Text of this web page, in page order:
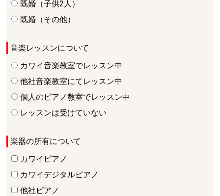
既婚（子供2人）
既婚（その他）
音楽レッスンについて
カワイ音楽教室でレッスン中
他社音楽教室にてレッスン中
個人のピアノ教室でレッスン中
レッスンは受けていない
楽器の所有について
カワイピアノ
カワイデジタルピアノ
他社ピアノ